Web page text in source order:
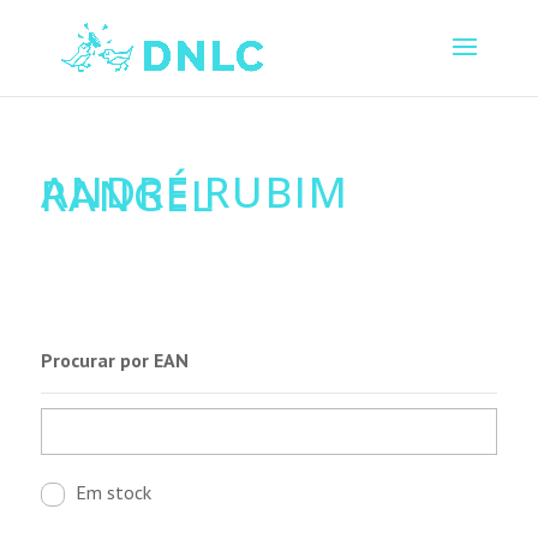
ANDRÉ RUBIM
RANGEL
Procurar por EAN
Em stock